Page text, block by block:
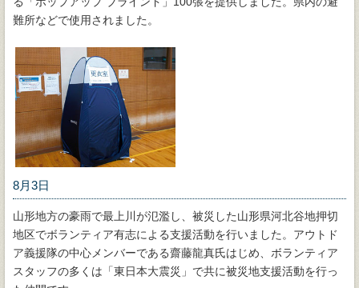
難所などで使用されました。
8月3日
山形地方の豪雨で最上川が氾濫し、被災した山形県河北谷地押切
地区でボランティア有志による支援活動を行いました。アウトド
ア義援隊の中心メンバーである齋藤龍真氏はじめ、ボランティア
スタッフの多くは「東日本大震災」で共に被災地支援活動を行っ